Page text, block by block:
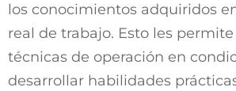
los conocimientos adquiridos
real de trabajo. Esto les
técnicas de operación en
desarrollar habilidades